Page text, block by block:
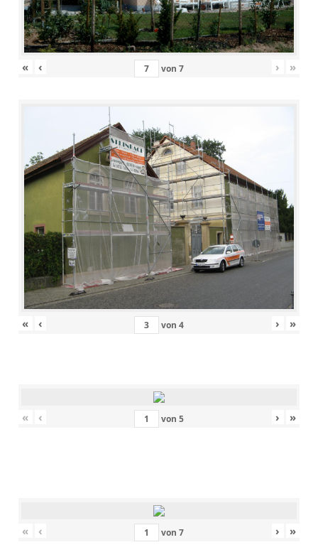
« ‹ von 7 › »
« ‹ von 4 › »
« ‹ von 5 › »
« ‹ von 7 › »